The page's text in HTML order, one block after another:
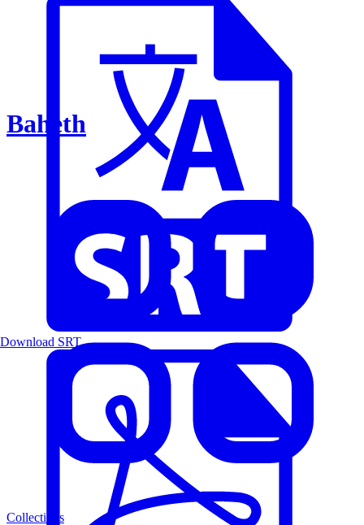
Baheth
Collections
Download SRT